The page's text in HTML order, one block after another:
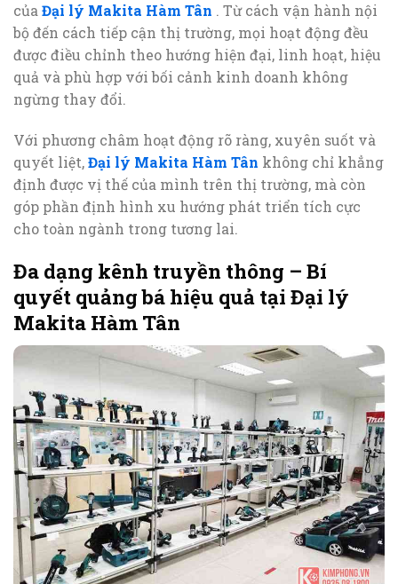
củaĐại lý Makita Hàm Tân . Từ cách vận hành nội
bộ đến cách tiếp cận thị trường, mọi hoạt động đều
được điều chỉnh theo hướng hiện đại, linh hoạt, hiệu
quả và phù hợp với bối cảnh kinh doanh không
ngừng thay đổi.
Với phương châm hoạt động rõ ràng, xuyên suốt và
quyết liệt,Đại lý Makita Hàm Tân không chỉ khẳng
định được vị thế của mình trên thị trường, mà còn
góp phần định hình xu hướng phát triển tích cực
cho toàn ngành trong tương lai.
Đa dạng kênh truyền thông – Bí
quyết quảng bá hiệu quả tại Đại lý
Makita Hàm Tân